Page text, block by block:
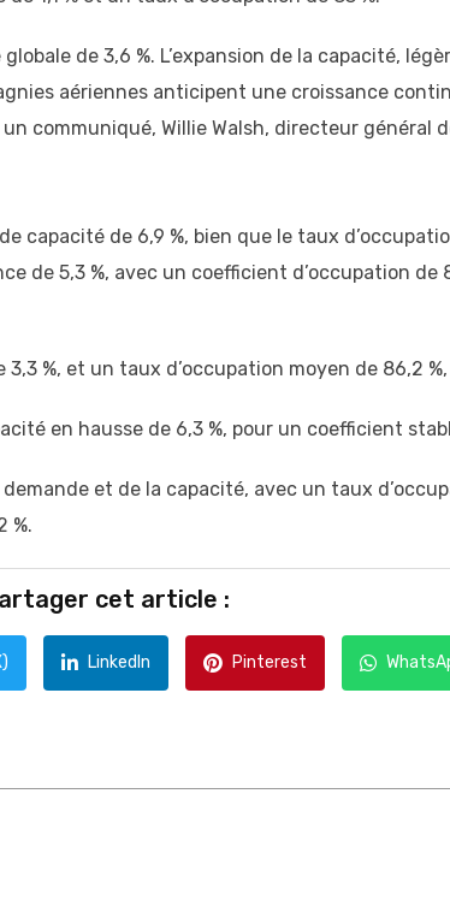
de 3,6 %. L’expansion de la capacité,
aériennes anticipent une croissance
communiqué, Willie Walsh, directeur général
capacité de 6,9 %, bien que le taux
de 5,3 %, avec un coefficient d’occupation de
%, et un taux d’occupation moyen de 86,2
en hausse de 6,3 %, pour un coefficient
et de la capacité, avec un taux
%.
cet article :
LinkedIn Pinterest